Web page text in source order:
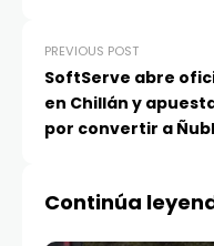
PREVIOUS POST
SoftServe abre
en Chillán y
por convertir a
Chile
Continúa